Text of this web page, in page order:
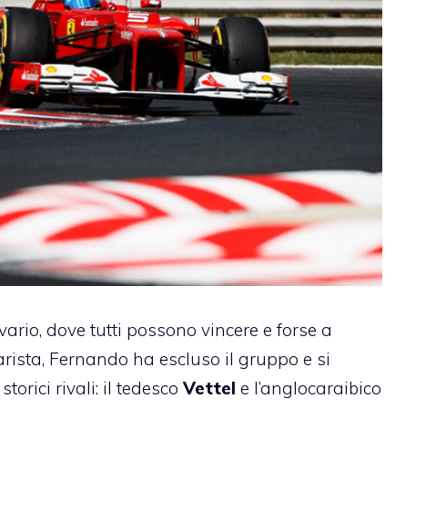
dove tutti possono vincere e forse a
Fernando ha escluso il gruppo e si
rivali: il tedescoVettel e l’anglocaraibico